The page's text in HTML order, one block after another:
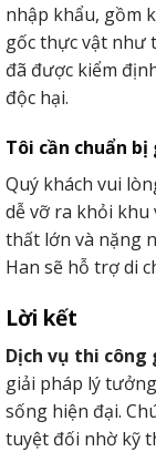
nhập khẩu, gồm
gốc thực vật như
đã được kiểm
độc hại.
Tôi cần chuẩn
Quý khách vui
dễ vỡ ra khỏi
thất lớn và nặng
Han sẽ hỗ trợ di
Lời kết
Dịch vụ thi công
giải pháp lý
sống hiện đại.
tuyệt đối nhờ kỹ